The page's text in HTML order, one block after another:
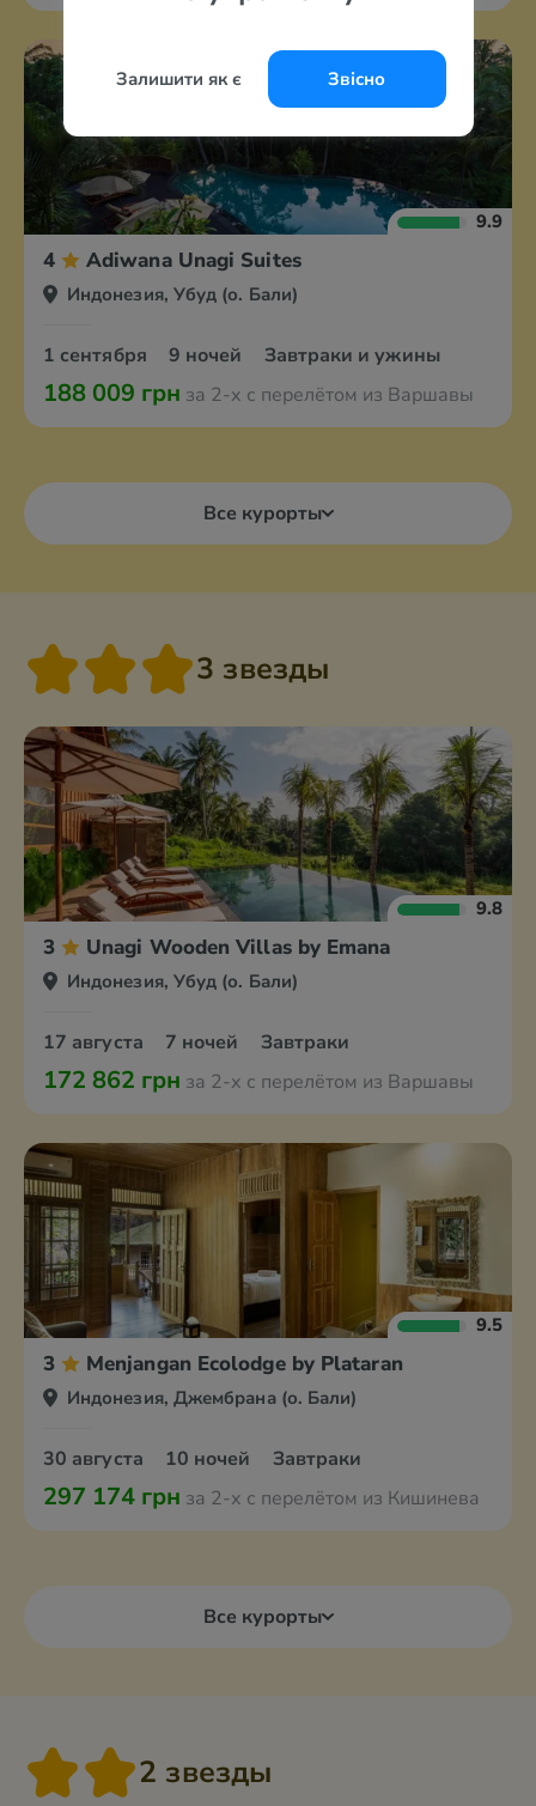
Залишити як є Звісно
9.9
4 Adiwana Unagi Suites
Индонезия, Убуд (о. Бали)
1 сентября 9 ночей Завтраки и ужины
188 009 грн за 2-х с перелётом из Варшавы
Все курорты
3 звезды
9.8
3 Unagi Wooden Villas by Emana
Индонезия, Убуд (о. Бали)
17 августа 7 ночей Завтраки
172 862 грн за 2-х с перелётом из Варшавы
9.5
3 Menjangan Ecolodge by Plataran
Индонезия, Джембрана (о. Бали)
30 августа 10 ночей Завтраки
297 174 грн за 2-х с перелётом из Кишинева
Все курорты
2 звезды